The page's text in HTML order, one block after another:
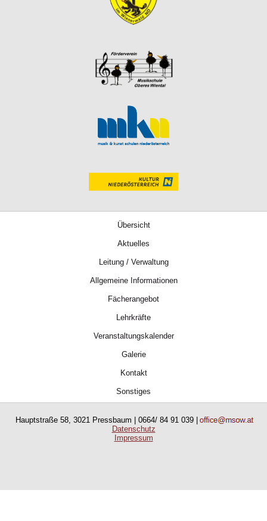
Übersicht
Aktuelles
Leitung / Verwaltung
Allgemeine Informationen
Fächerangebot
Lehrkräfte
Veranstaltungskalender
Galerie
Kontakt
Sonstiges
Hauptstraße 58, 3021 Pressbaum | 0664/ 84 91 039 |
Datenschutz
Impressum